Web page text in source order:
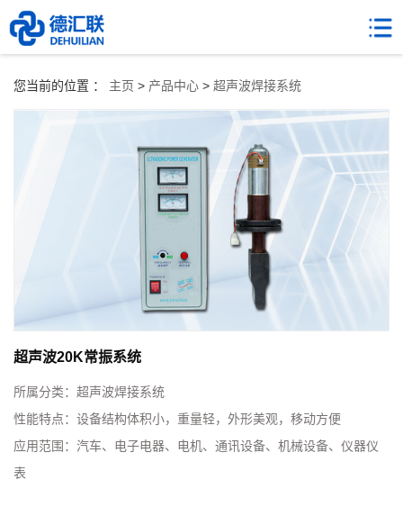
您当前的位置 ： 主页 > 产品中心 > 超声波焊接系统
超声波20K常振系统
所属分类： 超声波焊接系统
性能特点： 设备结构体积小，重量轻，外形美观，移动方便
应用范围： 汽车、电子电器、电机、通讯设备、机械设备、仪器仪
表